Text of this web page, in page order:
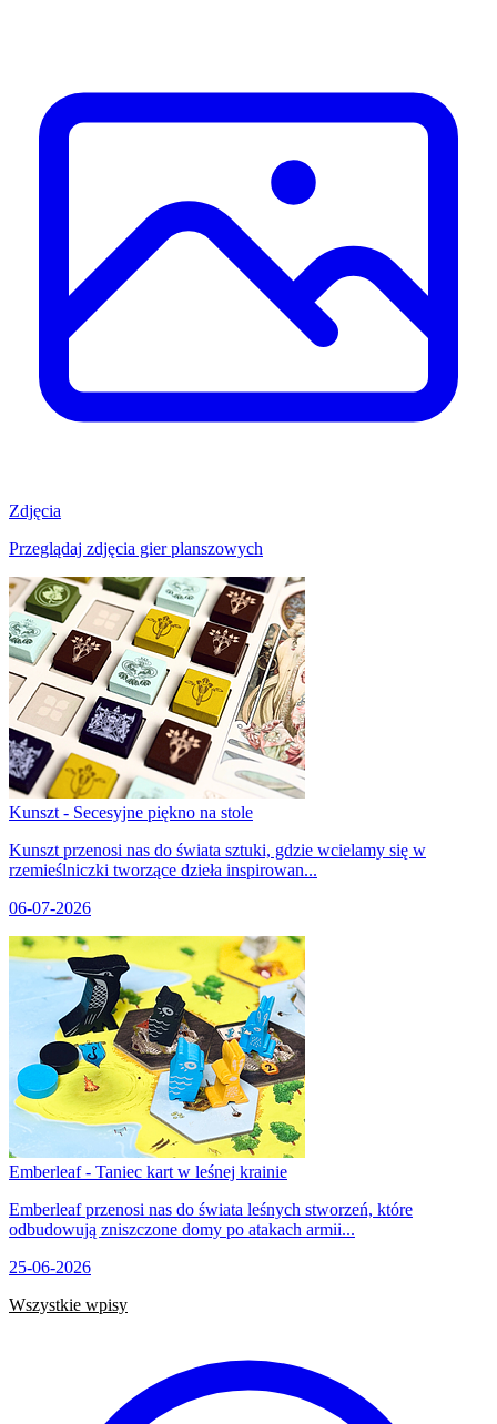
Zdjęcia
Przeglądaj zdjęcia gier planszowych
Kunszt - Secesyjne piękno na stole
Kunszt przenosi nas do świata sztuki, gdzie wcielamy się w
rzemieślniczki tworzące dzieła inspirowan...
06-07-2026
Emberleaf - Taniec kart w leśnej krainie
Emberleaf przenosi nas do świata leśnych stworzeń, które
odbudowują zniszczone domy po atakach armii...
25-06-2026
Wszystkie wpisy